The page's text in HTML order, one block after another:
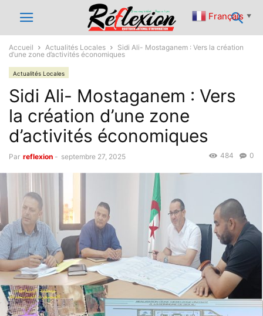
Accueil Actualités Locales
Sidi Ali- Mostaganem : Vers la création
d’une zone d’activités économiques
Actualités Locales
Sidi Ali- Mostaganem : Vers
la création d’une zone
d’activités économiques
Par reflexion - septembre 27, 2025 0
484
Français ▼